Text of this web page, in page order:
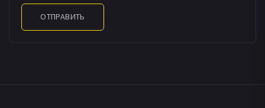
ОТПРАВИТЬ